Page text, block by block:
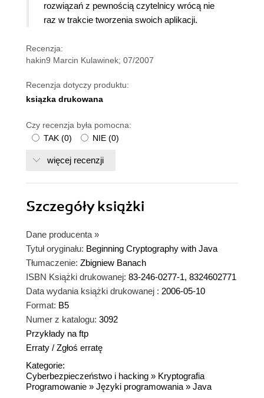
rozwiązań z pewnością czytelnicy wrócą nie
raz w trakcie tworzenia swoich aplikacji.
Recenzja:
hakin9 Marcin Kulawinek; 07/2007
Recenzja dotyczy produktu:
ksiązka drukowana
Czy recenzja była pomocna:
TAK (0) NIE (0)
więcej recenzji
Szczegółyksiążki
Dane producenta »
Tytuł oryginału: Beginning Cryptography with Java
Tłumaczenie: Zbigniew Banach
ISBN Książki drukowanej: 83-246-0277-1, 8324602771
Data wydania książki drukowanej : 2006-05-10
Format: B5
Numer z katalogu: 3092
Przykłady na ftp
Erraty / Zgłoś erratę
Kategorie:
Cyberbezpieczeństwo i hacking » Kryptografia
Programowanie » Języki programowania » Java